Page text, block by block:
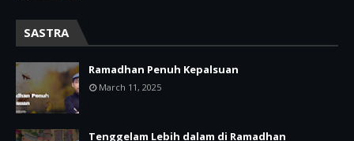
SASTRA
Ramadhan Penuh Kepalsuan
March 11, 2025
Tenggelam Lebih dalam di Ramadhan